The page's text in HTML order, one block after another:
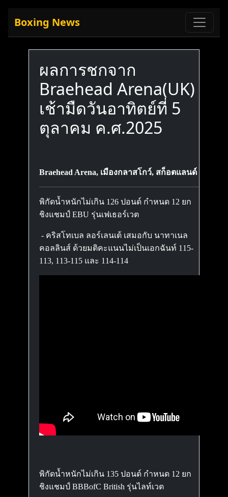
Boxing News
ผลการชกจาก
Braehead Arena(UK)
เช้ามืดวันอาทิตย์ที่ 5
ตุลาคม ค.ศ.2025
Braehead Arena, เมืองกลาสโกว์, สก็อตแลนด์
พิกัดน้ำหนักไม่เกิน 126 ปอนด์ กำหนด 12 ยก
ชิงแชมป์ EBU รุ่นเฟเธอร์เวต
- คริสโทเบล ลอร์เลนเต้ เสมอกับ นาทาเนล
คอลลินส์ ด้วยมติคะแนนไม่เป็นเอกฉันท์ 115-
113, 113-115 และ 114-114
พิกัดน้ำหนักไม่เกิน 135 ปอนด์ กำหนด 12 ยก
ชิงแชมป์ BBBofC British รุ่นไลท์เวต